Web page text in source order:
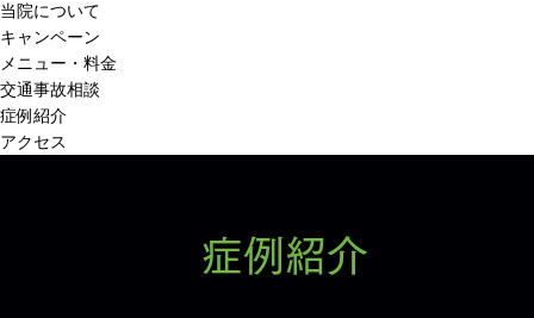
当院について
キャンペーン
メニュー・料金
交通事故相談
症例紹介
アクセス
症例紹介